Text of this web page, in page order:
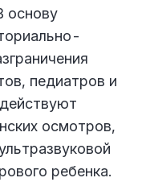
основу
педиатров и
осмотров,
ребенка.